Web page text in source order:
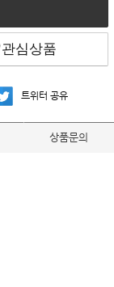
관심상품
트위터 공유
상품문의